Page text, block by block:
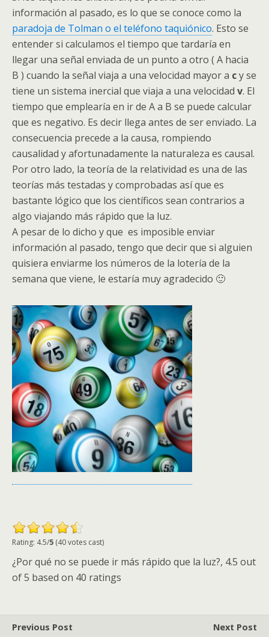
información al pasado, es lo que se conoce como la
paradoja de Tolman o el teléfono taquiónico. Esto se
entender si calculamos el tiempo que tardaría en
llegar una señal enviada de un punto a otro ( A hacia
B ) cuando la señal viaja a una velocidad mayor a cy se
tiene un sistema inercial que viaja a una velocidad v. El
tiempo que emplearía en ir de A a B se puede calcular
que es negativo. Es decir llega antes de ser enviado. La
consecuencia precede a la causa, rompiendo
causalidad y afortunadamente la naturaleza es causal.
Por otro lado, la teoría de la relatividad es una de las
teorías más testadas y comprobadas así que es
bastante lógico que los científicos sean contrarios a
algo viajando más rápido que la luz.
A pesar de lo dicho y que es imposible enviar
información al pasado, tengo que decir que si alguien
quisiera enviarme los números de la lotería de la
semana que viene, le estaría muy agradecido 🙂
Rating: 4.5/5 (40 votes cast)
¿Por qué no se puede ir más rápido que la luz?, 4.5 out
of5 based on 40 ratings
Previous Post
Next Post